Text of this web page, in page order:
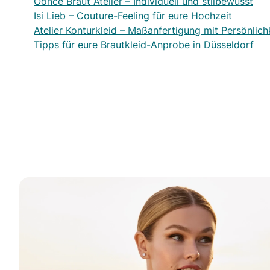
Isi Lieb – Couture-Feeling für eure Hochzeit
Atelier Konturkleid – Maßanfertigung mit
Tipps für eure Brautkleid-Anprobe in Düsseldorf